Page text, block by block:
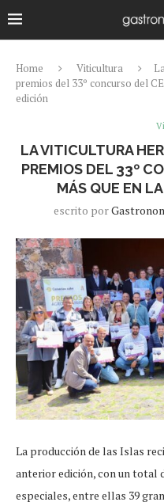
Home Viticultura
premios del 33º concurso del
edición
LA VITICULTURA
PREMIOS DEL 33º
MÁS QUE EN
escrito por
La producción de las Islas
anterior edición, con un total
especiales, entre ellas 39